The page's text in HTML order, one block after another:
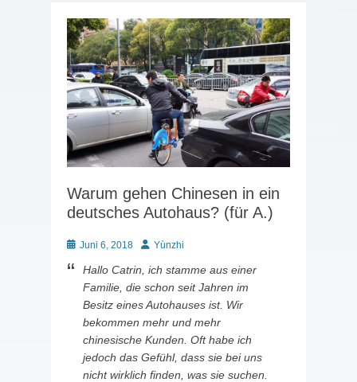
Warum gehen Chinesen in ein
deutsches Autohaus? (für A.)
Posted
Juni 6, 2018 AutorYùnzhi
Hallo Catrin, ich stamme aus einer
Familie, die schon seit Jahren im
Besitz eines Autohauses ist. Wir
bekommen mehr und mehr
chinesische Kunden. Oft habe ich
jedoch das Gefühl, dass sie bei uns
nicht wirklich finden, was sie suchen.